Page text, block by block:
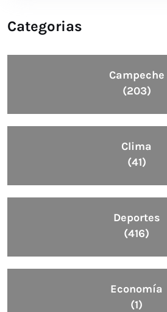
Categorias
Campeche
(203)
Clima
(41)
Deportes
(416)
Economía
(1)